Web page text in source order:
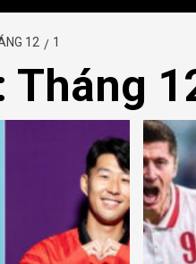
12 1
Tháng